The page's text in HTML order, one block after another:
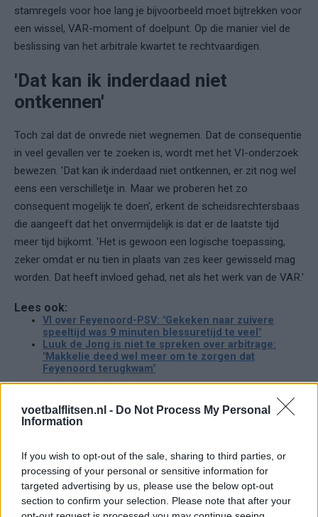
voetbalflitsen.nl - Do Not Process My Personal
Information
If you wish to opt-out of the sale, sharing to third parties, or
processing of your personal or sensitive information for
targeted advertising by us, please use the below opt-out
section to confirm your selection. Please note that after your
stamregels voor hoe lang je bijvoorbeeld moet bijtrekken voor
een wissel, VAR-moment of doelpunt. Op die manier viel de
beslissing van het arbitrale kwartet te rechtvaardigen.
'Dat kan ik inderdaad niet
ontkennen'
Toch zal dat de onvrede niet wegnemen. Dat de consequentie
in veel gevallen ver te zoeken is, wordt met het VI-onderzoek
bewezen. 'Dat kan ik inderdaad niet ontkennen, er zit nog wel
eens een verschilletje in. Maar we proberen het zo
consequent mogelijk te doen', erkent de scheidsrechtersbaas
die aangeeft dat het onvermijdelijk is dat er de laatste tijd
meer tijd bijkomt. 'Het is gewoon een logische toepassing,
zeker omdat er nu tien in plaats van zes keer gewisseld mag
worden. Dat heeft invloed gehad, net als het werk van de VAR.'
Lees ook:
VI over Feyenoord-PSV: "Gekeken naar zuivere
speeltijd was 9 minuten blessuretijd te veel"
Luuk de Jong is niet te spreken over arbitrage:
"Makkelie deed wel meer om te zorgen dat
Feyenoord terugkwam"
Ajax Feyenoord PSV
tegen FC Eindhoven
Welke keeper kiest FC Twente als Drommel
afhaakt? Deze opties heeft Ten Hag